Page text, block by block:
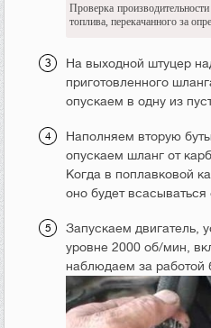
Проверка
топлива, перекачанного за
На выходной штуцер
приготовленного
опускаем в одну из
Наполняем вторую
опускаем шланг от
Когда в поплавковой
оно будет всасываться
Запускаем двигатель,
уровне 2000 об/мин,
наблюдаем за работой